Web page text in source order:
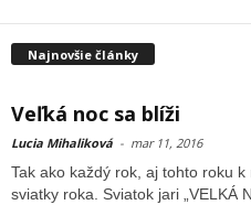
Najnovšie články
Veľká noc sa blíži
Lucia Mihaliková - mar 11, 2016
Tak ako každý rok, aj tohto roku
sviatky roka. Sviatok jari „VELKÁ